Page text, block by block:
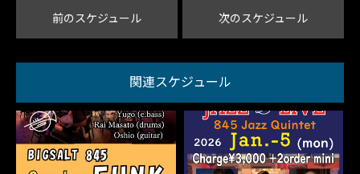
前のスケジュール 次のスケジュール
関連スケジュール